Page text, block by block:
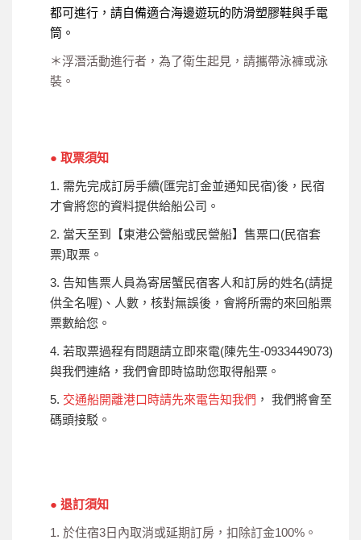
都可進行，請自備適合海邊遊玩的防滑塑膠鞋與手電
筒。
＊浮潛活動進行者，為了衛生起見，請攜帶泳褲或泳
裝。
● 取票須知
1. 需先完成訂房手續(匯完訂金並通知民宿)後，民宿
才會將您的資料提供給船公司。
2. 當天至到【東港公營船或民營船】售票口(民宿套
票)取票。
3. 告知售票人員為寄居蟹民宿客人和訂房的姓名(請提
供全名喔)、人數，核對無誤後，會將所需的來回船票
票數給您。
4. 若取票過程有問題請立即來電(陳先生-0933449073)
與我們連絡，我們會即時協助您取得船票。
5. 交通船開離港口時請先來電告知我們 ， 我們將會至
碼頭接駁。
● 退訂須知
1. 於住宿3日內取消或延期訂房，扣除訂金100%。